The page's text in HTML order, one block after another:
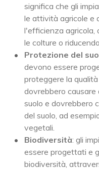
significa che gli
le attività agricole e
l'efficienza agricola,
le colture o
Protezione del
devono essere
proteggere la
dovrebbero
suolo e dovrebbero
del suolo, ad
vegetali.
Biodiversità: gli
essere progettati e
biodiversità,